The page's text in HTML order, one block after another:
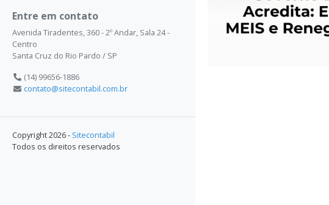
Entre em contato
Avenida Tiradentes, 360 - 2º Andar, Sala 24 -
Centro
Santa Cruz do Rio Pardo / SP
(14) 99656-1886
contato@sitecontabil.com.br
Copyright 2026 - Sitecontabil
Todos os direitos reservados